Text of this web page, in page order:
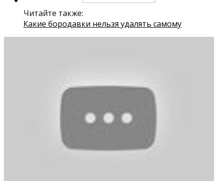
Читайте также:
Какие бородавки нельзя удалять самому